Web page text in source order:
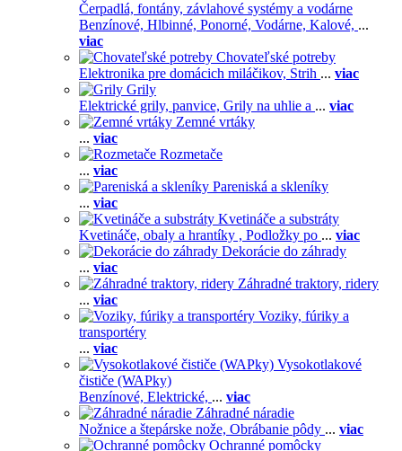
Čerpadlá, fontány, závlahové systémy a vodárne
Benzínové, Hlbinné, Ponorné, Vodárne, Kalové, ...
viac
Chovateľské potreby
Elektronika pre domácich miláčikov, Strih ... viac
Grily
Elektrické grily, panvice, Grily na uhlie a ... viac
Zemné vrtáky
... viac
Rozmetače
... viac
Pareniská a skleníky
... viac
Kvetináče a substráty
Kvetináče, obaly a hrantíky , Podložky po ... viac
Dekorácie do záhrady
... viac
Záhradné traktory, ridery
... viac
Voziky, fúriky a
transportéry
... viac
Vysokotlakové
čističe (WAPky)
Benzínové, Elektrické, ... viac
Záhradné náradie
Nožnice a štepárske nože, Obrábanie pôdy ... viac
Ochranné pomôcky